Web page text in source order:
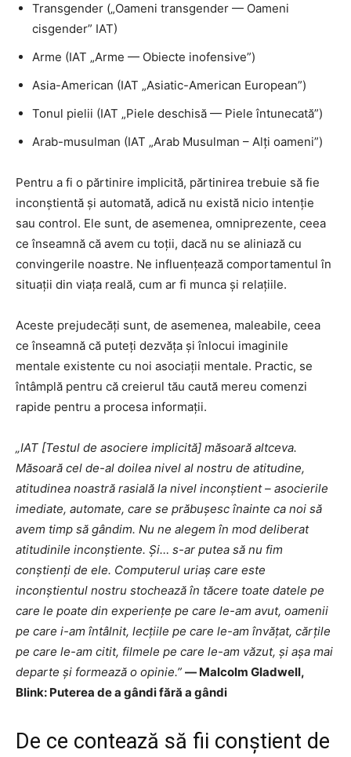
Transgender („Oameni transgender — Oameni
cisgender” IAT)
Arme (IAT „Arme — Obiecte inofensive”)
Asia-American (IAT „Asiatic-American European”)
Tonul pielii (IAT „Piele deschisă — Piele întunecată”)
Arab-musulman (IAT „Arab Musulman – Alți oameni”)
Pentru a fi o părtinire implicită, părtinirea trebuie să fie
inconștientă și automată, adică nu există nicio intenție
sau control. Ele sunt, de asemenea, omniprezente, ceea
ce înseamnă că avem cu toții, dacă nu se aliniază cu
convingerile noastre. Ne influențează comportamentul în
situații din viața reală, cum ar fi munca și relațiile.
Aceste prejudecăți sunt, de asemenea, maleabile, ceea
ce înseamnă că puteți dezvăța și înlocui imaginile
mentale existente cu noi asociații mentale. Practic, se
întâmplă pentru că creierul tău caută mereu comenzi
rapide pentru a procesa informații.
„IAT [Testul de asociere implicită] măsoară altceva.
Măsoară cel de-al doilea nivel al nostru de atitudine,
atitudinea noastră rasială la nivel inconștient – ​​​​asocierile
imediate, automate, care se prăbușesc înainte ca noi să
avem timp să gândim. Nu ne alegem în mod deliberat
atitudinile inconștiente. Și… s-ar putea să nu fim
conștienți de ele. Computerul uriaș care este
inconștientul nostru stochează în tăcere toate datele pe
care le poate din experiențe pe care le-am avut, oamenii
pe care i-am întâlnit, lecțiile pe care le-am învățat, cărțile
pe care le-am citit, filmele pe care le-am văzut, și așa mai
departe și formează o opinie.” ― Malcolm Gladwell,
Blink: Puterea de a gândi fără a gândi
De ce contează să fii conștient de